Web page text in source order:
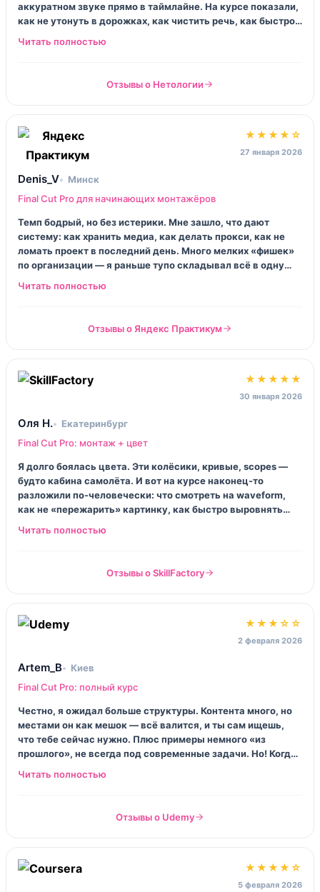
аккуратном звуке прямо в таймлайне. На курсе показали,
как не утонуть в дорожках, как чистить речь, как быстро
собирать версии. После финального проекта я поймал
Отзывы о Нетологии
★★★★☆
27 января 2026
Denis_V
Минск
Final Cut Pro для начинающих монтажёров
Темп бодрый, но без истерики. Мне зашло, что дают
систему: как хранить медиа, как делать прокси, как не
ломать проект в последний день. Много мелких «фишек»
по организации — я раньше тупо складывал всё в одну
папку, и потом плакал. Снял звезду за проверку: иногда
Отзывы о Яндекс Практикум
★★★★★
30 января 2026
Оля Н.
Екатеринбург
Final Cut Pro: монтаж + цвет
Я долго боялась цвета. Эти колёсики, кривые, scopes —
будто кабина самолёта. И вот на курсе наконец-то
разложили по-человечески: что смотреть на waveform,
как не «пережарить» картинку, как быстро выровнять
кадры между собой. Да, это не делает из тебя колориста
Отзывы о SkillFactory
★★★☆☆
2 февраля 2026
Artem_B
Киев
Final Cut Pro: полный курс
Честно, я ожидал больше структуры. Контента много, но
местами он как мешок — всё валится, и ты сам ищешь,
что тебе сейчас нужно. Плюс примеры немного «из
прошлого», не всегда под современные задачи. Но! Когда
нашёл блок про Multicam и синхронизацию, прям отлегло.
Отзывы о Udemy
★★★★☆
5 февраля 2026